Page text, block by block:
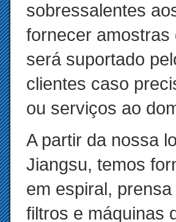
sobressalentes
fornecer
será suportado
clientes caso
ou serviços ao
A partir da nossa
Jiangsu, temos
em espiral,
filtros e máquinas